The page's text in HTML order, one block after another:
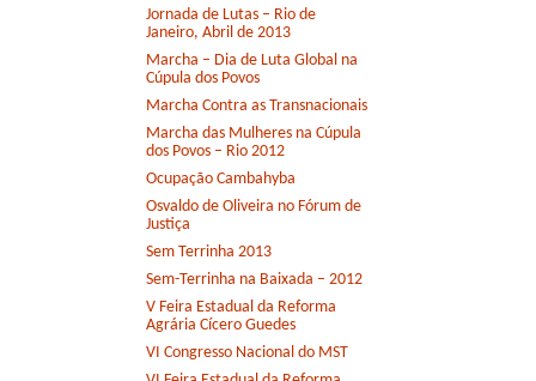
Jornada de Lutas – Rio de
Janeiro, Abril de 2013
Marcha – Dia de Luta Global na
Cúpula dos Povos
Marcha Contra as Transnacionais
Marcha das Mulheres na Cúpula
dos Povos – Rio 2012
Ocupação Cambahyba
Osvaldo de Oliveira no Fórum de
Justiça
Sem Terrinha 2013
Sem-Terrinha na Baixada – 2012
V Feira Estadual da Reforma
Agrária Cícero Guedes
VI Congresso Nacional do MST